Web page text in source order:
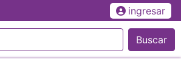
ingresar
Buscar